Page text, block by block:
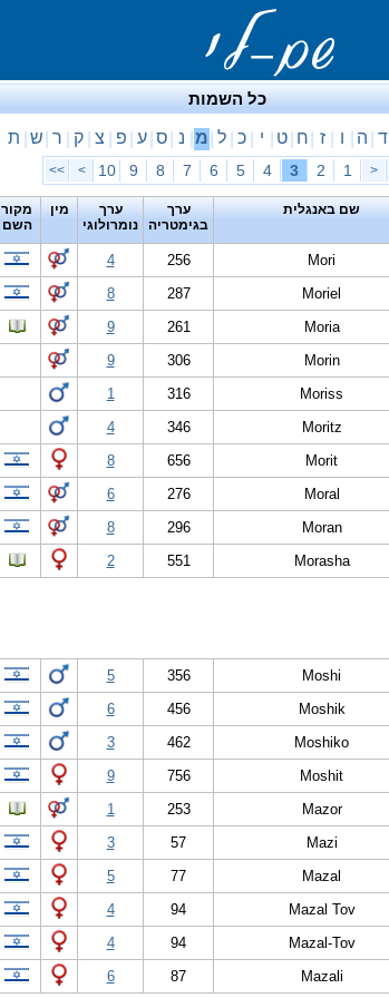
כל השמות
ד ה ו ז ח ט י כ ל מ נ ס ע פ צ ק ר ש ת
<
1
2
3
4
5
6
7
8
9
10
>
>>
שם באנגלית
ערך
בגימטריה
ערך
נומרולוגי
מין
מקור
השם
Mori
256
4
Moriel
287
8
Moria
261
9
Morin
306
9
Moriss
316
1
Moritz
346
4
Morit
656
8
Moral
276
6
Moran
296
8
Morasha
551
2
Moshi
356
5
Moshik
456
6
Moshiko
462
3
Moshit
756
9
Mazor
253
1
Mazi
57
3
Mazal
77
5
Mazal Tov
94
4
Mazal-Tov
94
4
Mazali
87
6